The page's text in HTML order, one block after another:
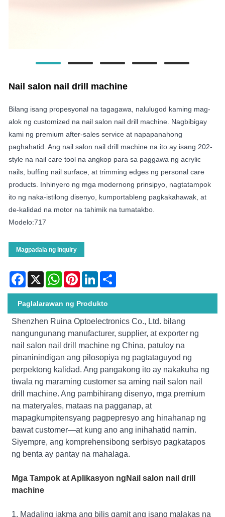
Nail salon nail drill machine
Bilang isang propesyonal na tagagawa, nalulugod kaming mag-
alok ng customized na nail salon nail drill machine. Nagbibigay
kami ng premium after-sales service at napapanahong
paghahatid. Ang nail salon nail drill machine na ito ay isang 202-
style na nail care tool na angkop para sa paggawa ng acrylic
nails, buffing nail surface, at trimming edges ng personal care
products. Inhinyero ng mga modernong prinsipyo, nagtatampok
ito ng naka-istilong disenyo, kumportableng pagkakahawak, at
de-kalidad na motor na tahimik na tumatakbo.
Modelo:717
Magpadala ng Inquiry
Facebook
X WhatsAppPinterestLinkedIn
Paglalarawan ng Produkto
Shenzhen Ruina Optoelectronics Co., Ltd. bilang
nangungunang manufacturer, supplier, at exporter ng
nail salon nail drill machine ng China, patuloy na
pinaninindigan ang pilosopiya ng pagtataguyod ng
perpektong kalidad. Ang pangakong ito ay nakakuha ng
tiwala ng maraming customer sa aming nail salon nail
drill machine. Ang pambihirang disenyo, mga premium
na materyales, mataas na pagganap, at
mapagkumpitensyang pagpepresyo ang hinahanap ng
bawat customer—at kung ano ang inihahatid namin.
Siyempre, ang komprehensibong serbisyo pagkatapos
ng benta ay pantay na mahalaga.
Mga Tampok at Aplikasyon ng Nail salon nail drill
machine
1. Madaling iakma ang bilis gamit ang isang malakas na